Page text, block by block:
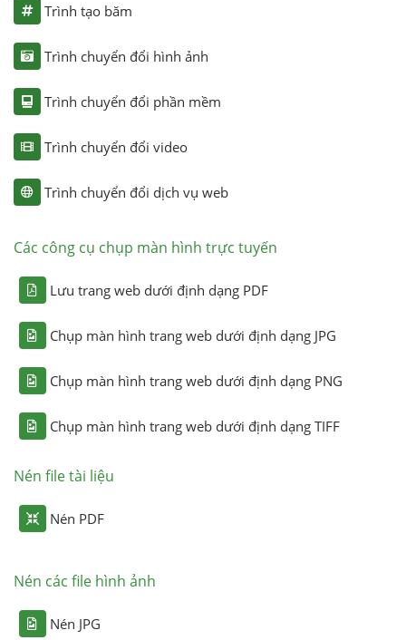
Trình tạo băm
Trình chuyển đổi hình ảnh
Trình chuyển đổi phần mềm
Trình chuyển đổi video
Trình chuyển đổi dịch vụ web
Các công cụ chụp màn hình trực tuyến
Lưu trang web dưới định dạng PDF
Chụp màn hình trang web dưới định dạng JPG
Chụp màn hình trang web dưới định dạng PNG
Chụp màn hình trang web dưới định dạng TIFF
Nén file tài liệu
Nén PDF
Nén các file hình ảnh
Nén JPG